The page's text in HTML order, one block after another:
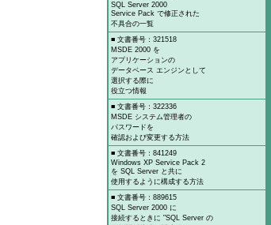
SQL Server 2000
Service Pack で修正された
不具合の一覧
■ 文書番号：321518
MSDE 2000 を
アプリケーションの
データベース エンジンとして
選択する際に
役立つ情報
■ 文書番号：322336
MSDE システム管理者の
パスワードを
確認および変更する方法
■ 文書番号：841249
Windows XP Service Pack 2
を SQL Server と共に
使用するように構成する方法
■ 文書番号：889615
SQL Server 2000 に
接続するときに "SQL Server の